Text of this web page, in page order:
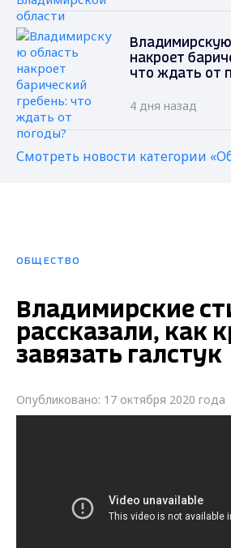
накроет
что ждать от
4 дня назад
Смотреть новости категории
ОБЩЕСТВО
Владимирские
рассказали, как
завязать галстук
Опубликовано: 17 октября 2020 года